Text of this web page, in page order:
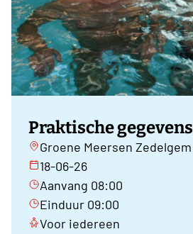
Praktische gegevens
Groene Meersen Zedelgem
18-06-26
Aanvang 08:00
Einduur 09:00
Voor iedereen